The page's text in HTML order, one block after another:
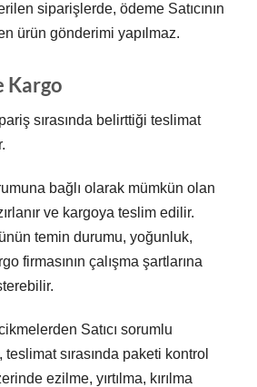
siparişlerde, ödeme Satıcının
ürün gönderimi yapılmaz.
Kargo
sırasında belirttiği teslimat
bağlı olarak mümkün olan
ve kargoya teslim edilir.
temin durumu, yoğunluk,
firmasının çalışma şartlarına
Satıcı sorumlu
teslimat sırasında paketi kontrol
ezilme, yırtılma, kırılma